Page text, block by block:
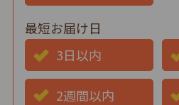
最短お届け日
3日以内
2週間以内